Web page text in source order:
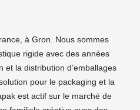
à Gron. Nous sommes
rigide avec des années
et la distribution d’emballages
pour le packaging et la
est actif sur le marché de